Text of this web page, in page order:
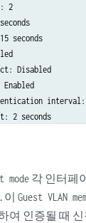
2
seconds
Disabled
Enabled
interval:
2 seconds
1
GUEST
supplicants: 1
Authenticated
mode 각 인터페
이 Guest VLAN
여 인증될 때